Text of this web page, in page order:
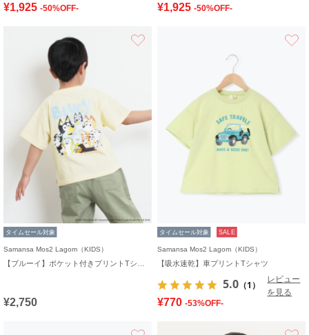
¥1,925 -50%OFF- ¥1,925 -50%OFF-
タイムセール対象
Samansa Mos2 Lagom（KIDS）
¥2,750
タイムセール対象 SALE
Samansa Mos2 Lagom（KIDS）
【吸水速乾】車プリントTシャツ
5.0 （1）
レビュー
を見る
¥770 -53%OFF-